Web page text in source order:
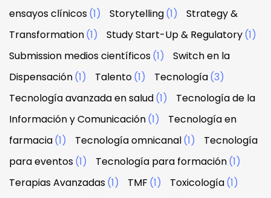
ensayos clínicos(1) Storytelling(1)
Strategy &
Transformation(1) Study Start-Up & Regulatory(1)
Submission medios científicos(1)
Switch en la
Dispensación(1) Talento(1) Tecnología(3)
Tecnología avanzada en salud(1)
Tecnología de la
Información y Comunicación(1)
Tecnología en
farmacia(1) Tecnología omnicanal(1)
Tecnología
para eventos(1) Tecnología para formación(1)
Terapias Avanzadas(1) TMF (1) Toxicología(1)